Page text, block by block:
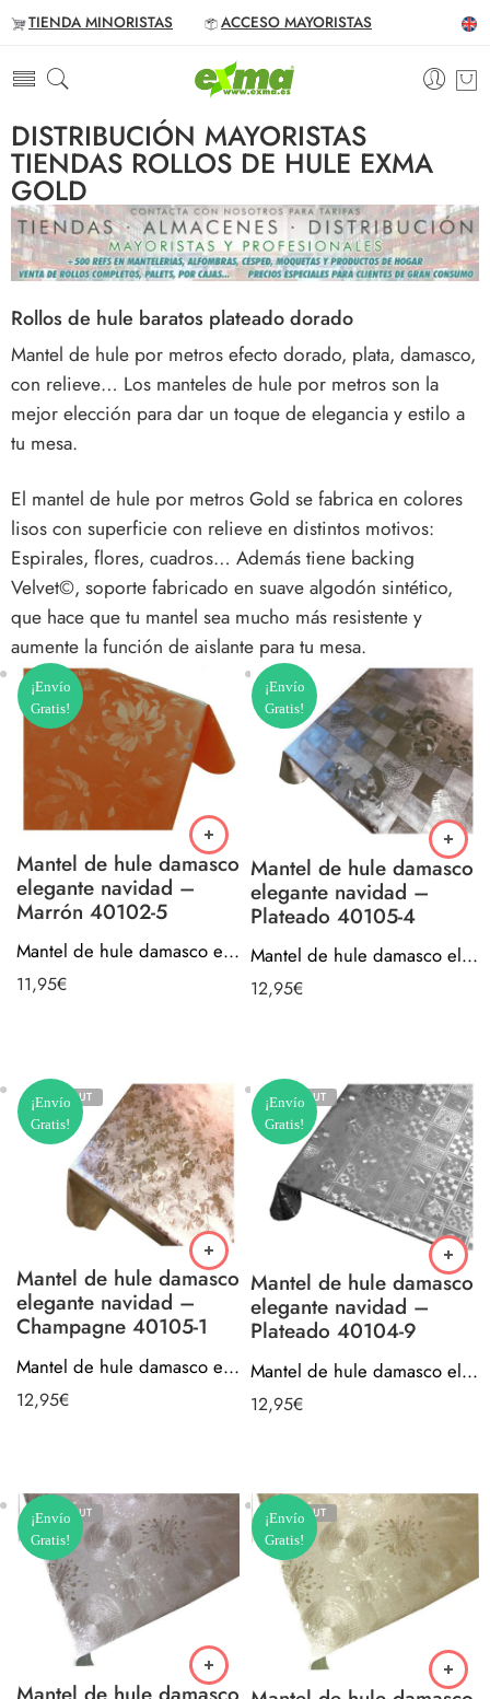
TIENDA MINORISTAS ACCESO MAYORISTAS
DISTRIBUCIÓN MAYORISTAS
TIENDAS ROLLOS DE HULE EXMA
GOLD
Rollos de hule baratos plateado dorado
Mantel de hule por metros efecto dorado, plata, damasco,
con relieve… Los manteles de hule por metros son la
mejor elección para dar un toque de elegancia y estilo a
tu mesa.
El mantel de hule por metros Gold se fabrica en colores
lisos con superficie con relieve en distintos motivos:
Espirales, flores, cuadros… Además tiene backing
Velvet©, soporte fabricado en suave algodón sintético,
que hace que tu mantel sea mucho más resistente y
aumente la función de aislante para tu mesa.
¡Envío
Gratis!
Mantel de hule damasco
elegante navidad –
Marrón 40102-5
Mantel de hule damasco elegante navidad – Marrón 40102-5
11,95€
¡Envío
Gratis!
Mantel de hule damasco
elegante navidad –
Plateado 40105-4
Mantel de hule damasco elegante navidad – Plateado 40105-4
12,95€
¡Envío
Gratis!
SOLD OUT
Mantel de hule damasco
elegante navidad –
Champagne 40105-1
Mantel de hule damasco elegante navidad – Champagne 40105-1
12,95€
¡Envío
Gratis!
SOLD OUT
Mantel de hule damasco
elegante navidad –
Plateado 40104-9
Mantel de hule damasco elegante navidad – Plateado 40104-9
12,95€
¡Envío
Gratis!
SOLD OUT
¡Envío
Gratis!
SOLD OUT